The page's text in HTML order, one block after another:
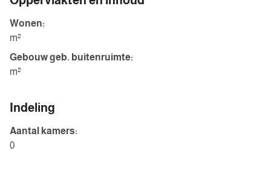
Wonen:
m²
Gebouw geb. buitenruimte:
m²
Indeling
Aantal kamers:
0